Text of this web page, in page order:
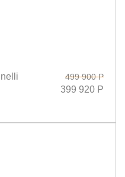
499 900 Р
399 920 Р